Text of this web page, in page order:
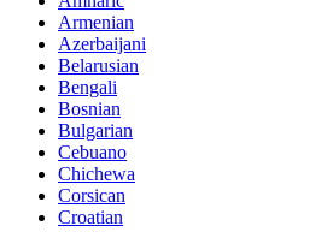
Armenian
Azerbaijani
Belarusian
Bengali
Bosnian
Bulgarian
Cebuano
Chichewa
Corsican
Croatian